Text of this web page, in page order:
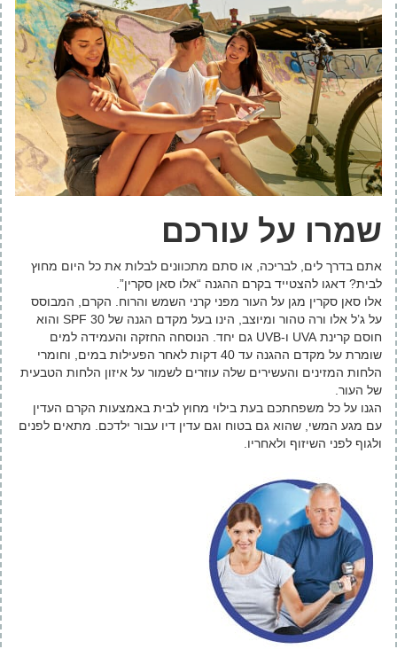
שמרו על עורכם
אתם בדרך לים, לבריכה, או סתם מתכוונים לבלות את כל היום מחוץ
לבית? דאגו להצטייד בקרם ההגנה “אלו סאן סקרין”.
אלו סאן סקרין מגן על העור מפני קרני השמש והרוח. הקרם, המבוסס
על ג’ל אלו ורה טהור ומיוצב, הינו בעל מקדם הגנה של 30 SPF והוא
חוסם קרינת UVA ו-UVB גם יחד. הנוסחה החזקה והעמידה למים
שומרת על מקדם ההגנה עד 40 דקות לאחר הפעילות במים, וחומרי
הלחות המזינים והעשירים שלה עוזרים לשמור על איזון הלחות הטבעית
של העור.
הגנו על כל משפחתכם בעת בילוי מחוץ לבית באמצעות הקרם העדין
עם מגע המשי, שהוא גם בטוח וגם עדין דיו עבור ילדכם. מתאים לפנים
ולגוף לפני השיזוף ולאחריו.